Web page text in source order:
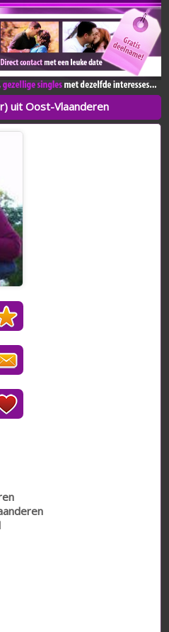
uit Oost-Vlaanderen